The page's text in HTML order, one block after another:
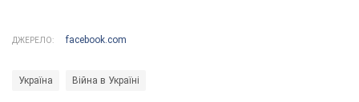
ДЖЕРЕЛО: facebook.com
Україна Війна в Україні